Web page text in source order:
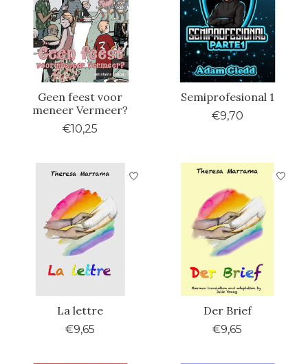
Geen feest voor
meneer Vermeer?
€10,25
Semiprofesional 1
€9,70
La lettre
€9,65
Der Brief
€9,65